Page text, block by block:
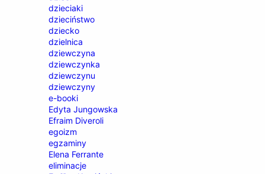
dzieciaki
dzieciństwo
dziecko
dzielnica
dziewczyna
dziewczynka
dziewczynu
dziewczyny
e-booki
Edyta Jungowska
Efraim Diveroli
egoizm
egzaminy
Elena Ferrante
eliminacje